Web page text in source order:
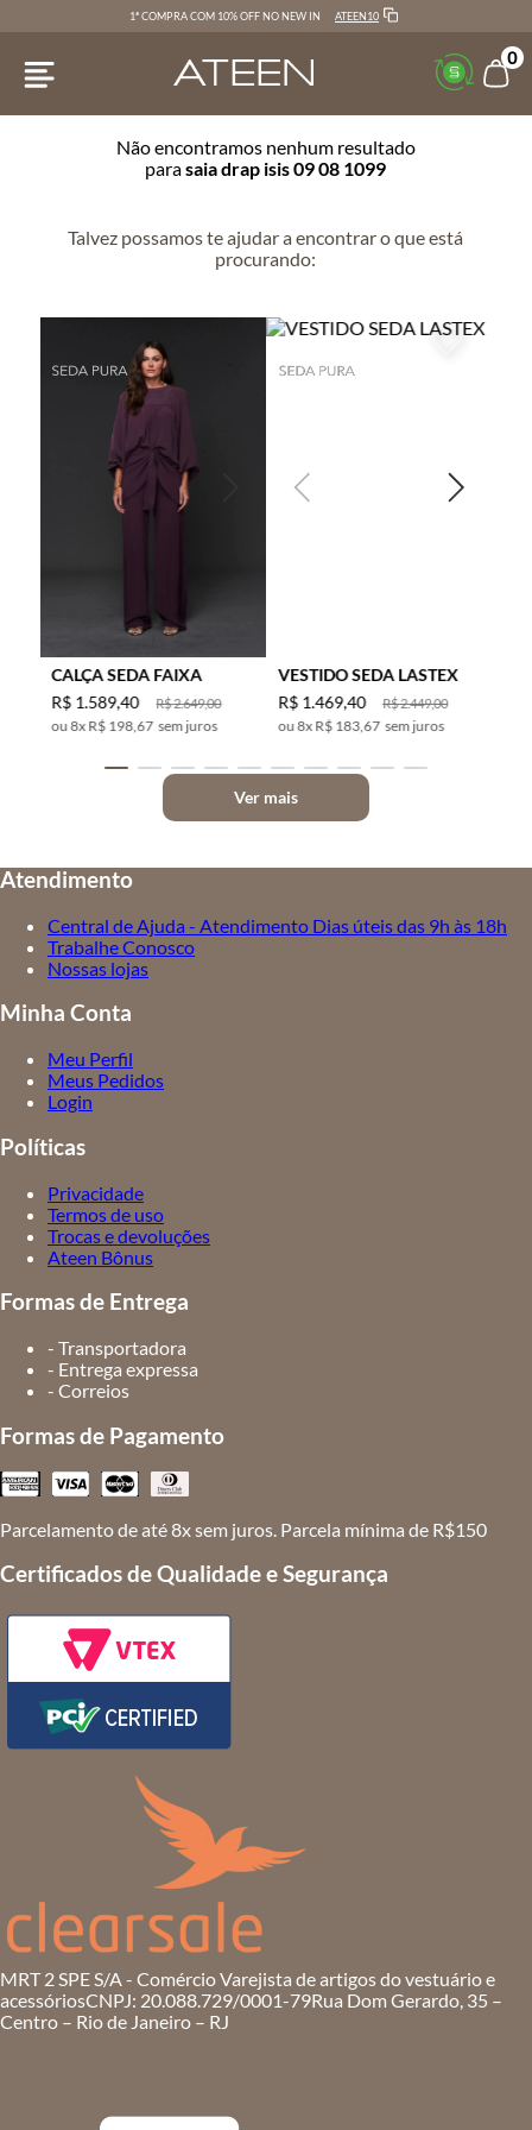
1ª COMPRA COM 10% OFF NO NEW IN ATEEN10
0
Não encontramos nenhum resultado
parasaia drap isis 09 08 1099
Talvez possamos te ajudar a encontrar o que está
procurando:
CALÇA SEDA FAIXA
R$2.649,00
R$ 1.589,40
8x R$ 198,67 sem juros
VESTIDO SEDA LASTEX
R$2.449,00
R$ 1.469,40
8x R$ 183,67 sem juros
Ver mais
Atendimento
Central de Ajuda - Atendimento Dias úteis das 9h às 18h
Trabalhe Conosco
Nossas lojas
Minha Conta
Meu Perfil
Meus Pedidos
Login
Políticas
Privacidade
Termos de uso
Trocas e devoluções
Ateen Bônus
Formas de Entrega
- Transportadora
- Entrega expressa
- Correios
Formas de Pagamento
Parcelamento de até 8x sem juros. Parcela mínima de R$150
Certificados de Qualidade e Segurança
MRT 2 SPE S/A - Comércio Varejista de artigos do vestuário e
acessóriosCNPJ: 20.088.729/0001-79Rua Dom Gerardo, 35 –
Centro – Rio de Janeiro – RJ